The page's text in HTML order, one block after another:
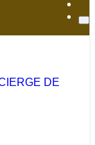
DE